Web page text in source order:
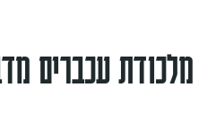
מלכודת עכברים